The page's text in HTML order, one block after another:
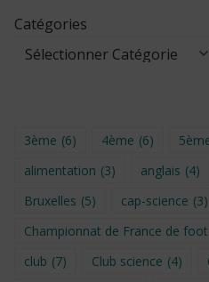
Catégories
3ème (6) 4ème (6)
alimentation (3) anglais (4)
Bruxelles (5) cap-science (3)
Championnat de France de foot
club (7) Club science (4)